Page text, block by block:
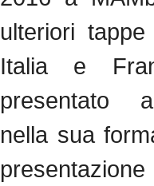
ulteriori
Italia e
presentato
nella sua